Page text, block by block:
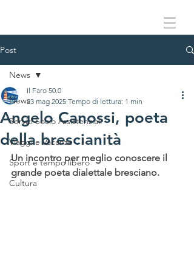
Post
News
Servizi Socio Assistenziali
Viaggi e Vacanze
Sport e tempo libero
Cultura
News
Angelo Canossi, poeta
della brescianità
Il Faro 50.0
23 mag 2025 Tempo di lettura: 1 min
Un incontro per meglio conoscere il
grande poeta dialettale bresciano.